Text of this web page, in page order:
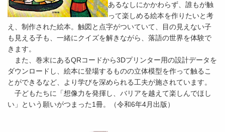
あるなしにかかわらず、誰もが触
って楽しめる絵本を作りたいと考
え、制作された絵本。触図と点字がついていて、目の見えない子
も見える子も、一緒にクイズを解きながら、落語の世界を体験で
きます。
また、巻末にあるQRコードから3Dプリンター用の設計データを
ダウンロードし、絵本に登場するものの立体模型を作って触るこ
とができるなど、より学びを深められる工夫が施されています。
子どもたちに「想像力を発揮し、バリアを越えて楽しんでほし
い」という願いがつまった1冊。（令和6年4月出版）